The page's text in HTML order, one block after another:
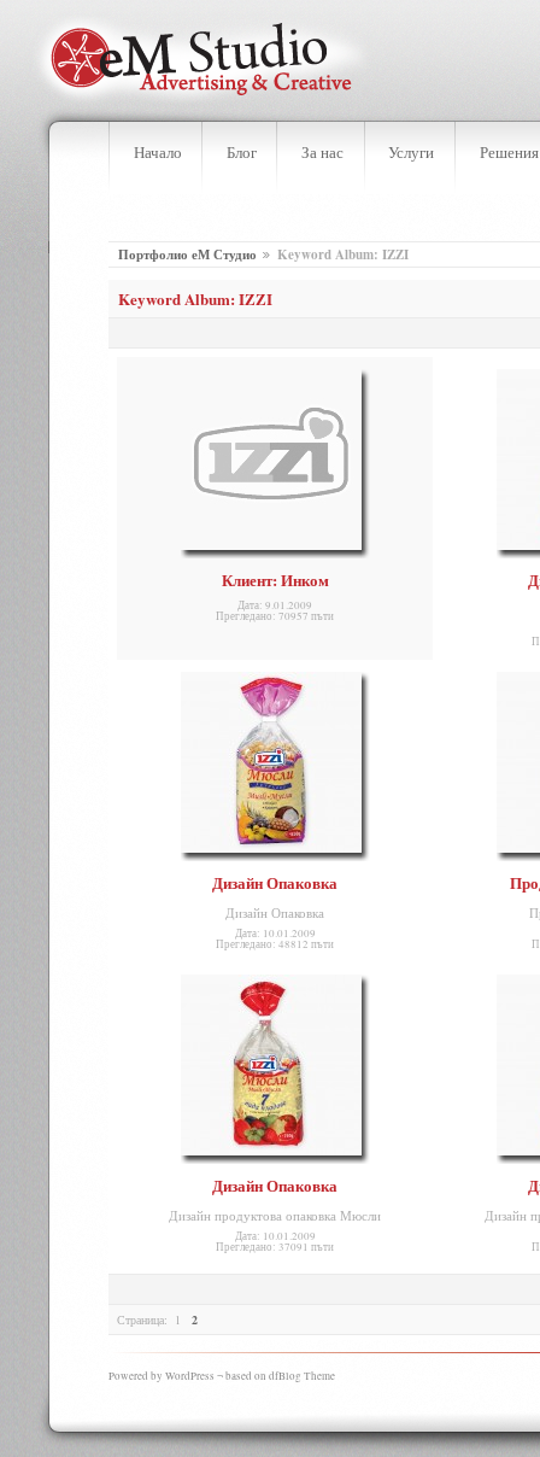
Начало Блог За нас Услуги Решения
Портфолио еМ Студио Keyword Album: IZZI
Keyword Album: IZZI
Клиент: Инком
Дата: 9.01.2009
Прегледано: 70957 пъти
Дизайн Опаковка
Дизайн Опаковка
Дата: 10.01.2009
Прегледано: 48812 пъти
Дизайн Опаковка
Дизайн продуктова опаковка Мюсли
Дата: 10.01.2009
Прегледано: 37091 пъти
Дизайн
Страница: 1 2
Powered by WordPress ¬ based on dfBlog Theme